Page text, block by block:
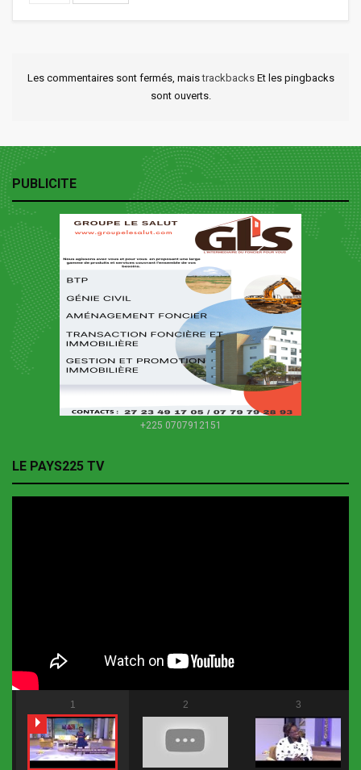
Les commentaires sont fermés, maistrackbacks Et les pingbacks
sont ouverts.
PUBLICITE
+225 0707912151
LE PAYS225 TV
1 2 3